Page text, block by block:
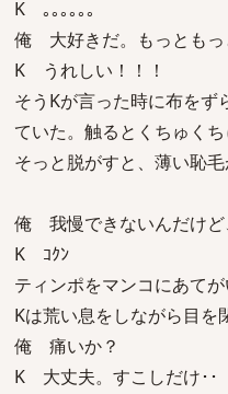
K ｡｡｡｡｡｡
俺 大好きだ。もっともっ
K うれしい！！！
そうKが言った時に布をず
ていた。触るとくちゅく
そっと脱がすと、薄い恥毛
俺 我慢できないんだけど
K ｺｸﾝ
ティンポをマンコにあて
Kは荒い息をしながら目を
俺 痛いか？
K 大丈夫。すこしだけ･･